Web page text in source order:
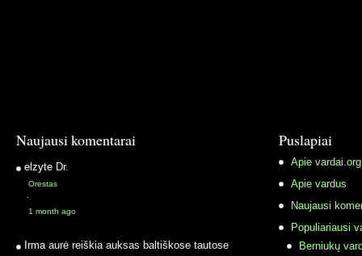
Naujausi komentarai
elzyte Dr.
Orestas
·
1 month ago
Irma aurė reiškia auksas baltiškose tautose
Puslapiai
Apie vardai.org
Apie vardus
Naujausi
Populiariausi
Berniukų